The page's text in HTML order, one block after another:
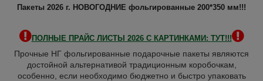
Пакеты 2026 г. НОВОГОДНИЕ фольгированные 200*350 мм!!!
ПОЛНЫЕ ПРАЙС ЛИСТЫ 2026 С КАРТИНКАМИ: ТУТ!!!
Прочные НГ фольгированные подарочные пакеты являются
достойной альтернативой традиционным коробочкам,
особенно, если необходимо бюджетно и быстро упаковать